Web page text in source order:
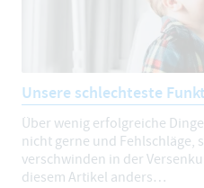
Unsere schlechteste
Über wenig erfolgreiche
nicht gerne und Fehlschläge,
verschwinden in der
diesem Artikel anders…